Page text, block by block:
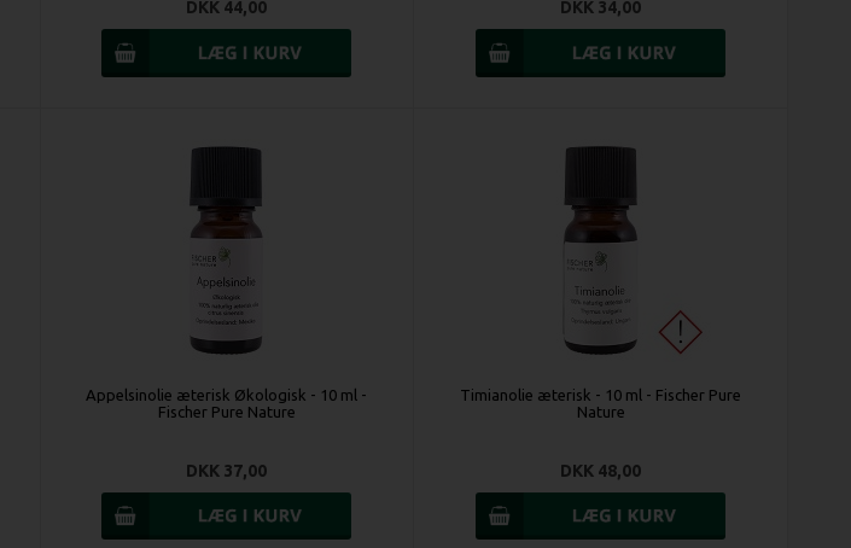
DKK 44,00 DKK 34,00
Appelsinolie æterisk Økologisk - 10 ml -
Fischer Pure Nature
DKK 37,00
Timianolie æterisk - 10 ml - Fischer Pure
Nature
DKK 48,00